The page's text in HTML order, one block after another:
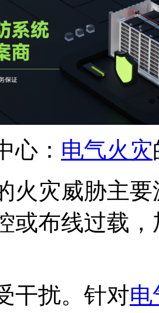
心： 电气火灾
火灾威胁主
或布线过载
干扰。针对电